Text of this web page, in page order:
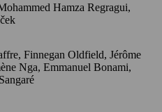
Hamza Regragui,
Sangaré